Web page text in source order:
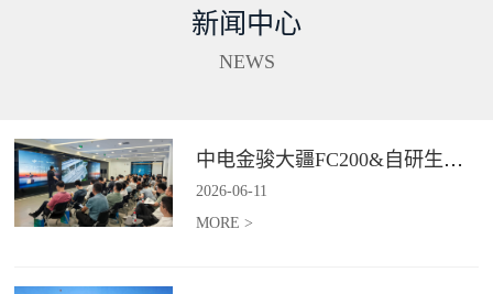
配出色的全地形通过能力,一举破
长、补能不便、作业范围受限、
站等场景提供高效巡检等服务。*
具体价格面议
集、处理、分析及成果传输一体
5G+卫星双链路通讯功能，在全
与智能判。*具体价格面议
新闻中心
NEWS
中电金骏大疆FC200&自研生态新品体验会圆满举办
2026-06-11
MORE >